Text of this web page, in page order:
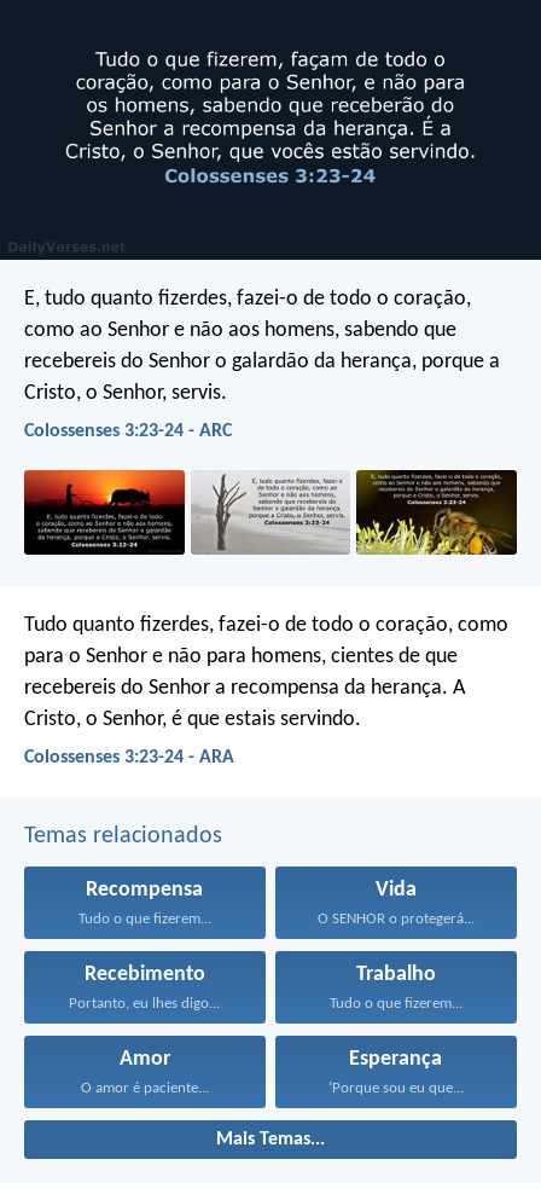
E, tudo quanto fizerdes, fazei-o de todo o coração,
como ao Senhor e não aos homens, sabendo que
recebereis do Senhor o galardão da herança, porque a
Cristo, o Senhor, servis.
Colossenses 3:23-24 - ARC
Tudo quanto fizerdes, fazei-o de todo o coração, como
para o Senhor e não para homens, cientes de que
recebereis do Senhor a recompensa da herança. A
Cristo, o Senhor, é que estais servindo.
Colossenses 3:23-24 - ARA
Temas relacionados
Recompensa
Tudo o que fizerem...
Vida
O SENHOR o protegerá...
Recebimento
Portanto, eu lhes digo...
Trabalho
Tudo o que fizerem...
Amor
O amor é paciente...
Esperança
‘Porque sou eu que...
Mais Temas...